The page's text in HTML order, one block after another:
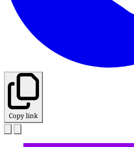
Copy link